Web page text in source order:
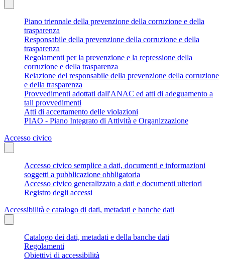
Piano triennale della prevenzione della corruzione e della
trasparenza
Responsabile della prevenzione della corruzione e della
trasparenza
Regolamenti per la prevenzione e la repressione della
corruzione e della trasparenza
Relazione del responsabile della prevenzione della corruzione
e della trasparenza
Provvedimenti adottati dall'ANAC ed atti di adeguamento a
tali provvedimenti
Atti di accertamento delle violazioni
PIAO - Piano Integrato di Attività e Organizzazione
Accesso civico
Accesso civico semplice a dati, documenti e informazioni
soggetti a pubblicazione obbligatoria
Accesso civico generalizzato a dati e documenti ulteriori
Registro degli accessi
Accessibilità e catalogo di dati, metadati e banche dati
Catalogo dei dati, metadati e della banche dati
Regolamenti
Obiettivi di accessibilità